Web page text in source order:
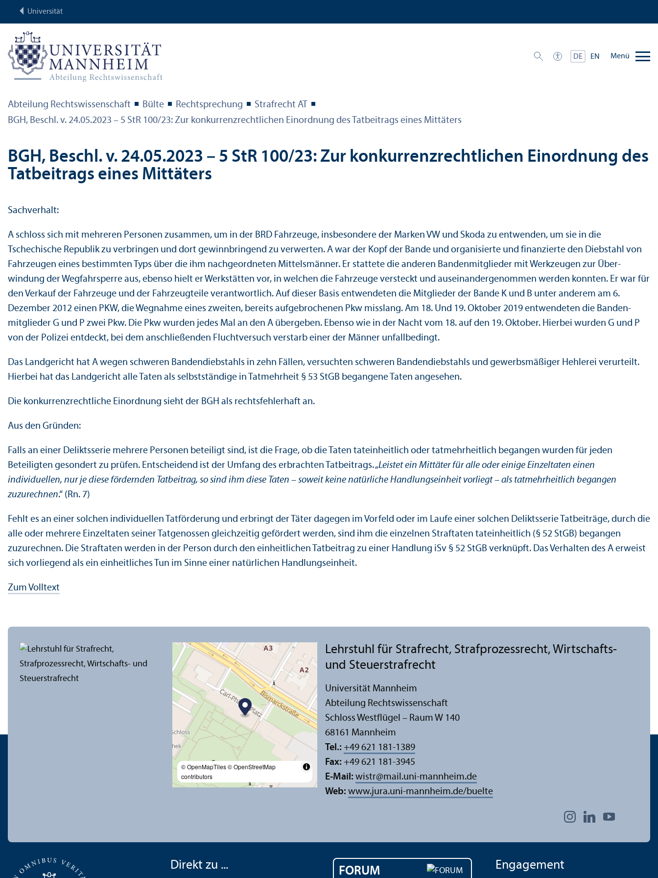
Universität
DE EN Menü
Abteilung Rechts­wissenschaft Bülte Rechts­prechung
Strafrecht AT
BGH, Beschl. v. 24.05.2023 – 5 StR 100/23: Zur konkurrenzrechtlichen Einordnung des Tatbeitrags eines Mittäters
BGH, Beschl. v. 24.05.2023 – 5 StR 100/23: Zur konkurrenzrechtlichen Einordnung des
Tatbeitrags eines Mittäters
Sachverhalt:
A schloss sich mit mehreren Personen zusammen, um in der BRD Fahrzeuge, insbesondere der Marken VW und Skoda zu entwenden, um sie in die
Tschechische Republik zu verbringen und dort gewinnbringend zu verwerten. A war der Kopf der Bande und organisierte und finanz­ierte den Diebstahl von
Fahrzeugen eines bestimmten Typs über die ihm nachgeordneten Mittelsmänner. Er stattete die anderen Banden­mitglieder mit Werkzeugen zur Über­
windung der Wegfahrsperre aus, ebenso hielt er Werkstätten vor, in welchen die Fahrzeuge versteckt und auseinandergenommen werden konnten. Er war für
den Verkauf der Fahrzeuge und der Fahrzeugteile verantwortlich. Auf dieser Basis entwendeten die Mitglieder der Bande K und B unter anderem am 6.
Dezember 2012 einen PKW, die Wegnahme eines zweiten, bereits aufgebrochenen Pkw misslang. Am 18. Und 19. Oktober 2019 entwendeten die Banden­
mitglieder G und P zwei Pkw. Die Pkw wurden jedes Mal an den A übergeben. Ebenso wie in der Nacht vom 18. auf den 19. Oktober. Hierbei wurden G und P
von der Polizei entdeckt, bei dem anschließenden Fluchtversuch verstarb einer der Männer unfallbedingt.
Das Landgericht hat A wegen schweren Bandendiebstahls in zehn Fällen, versuchten schweren Bandendiebstahls und gewerbsmäßiger Hehlerei verurteilt.
Hierbei hat das Landgericht alle Taten als selbstständige in Tatmehrheit § 53 StGB begangene Taten angesehen.
Die konkurrenzrechtliche Einordnung sieht der BGH als rechts­fehlerhaft an.
Aus den Gründen:
Falls an einer Deliktsserie mehrere Personen beteiligt sind, ist die Frage, ob die Taten tateinheitlich oder tatmehrheitlich begangen wurden für jeden
Beteiligten gesondert zu prüfen. Entscheidend ist der Umfang des erbrachten Tatbeitrags. „Leistet ein Mittäter für alle oder einige Einzeltaten einen
individuellen, nur je diese fördernden Tatbeitrag, so sind ihm diese Taten – soweit keine natürliche Handlungs­einheit vorliegt – als tatmehrheitlich begangen
zuzurechnen.“ (Rn. 7)
Fehlt es an einer solchen individuellen Tat­förderung und erbringt der Täter dagegen im Vorfeld oder im Laufe einer solchen Deliktsserie Tatbeiträge, durch die
alle oder mehrere Einzeltaten seiner Tatgenossen gleich­zeitig gefördert werden, sind ihm die einzelnen Straftaten tateinheitlich (§ 52 StGB) begangen
zuzurechnen. Die Straftaten werden in der Person durch den einheitlichen Tatbeitrag zu einer Handlung iSv § 52 StGB verknüpft. Das Verhalten des A erweist
sich vorliegend als ein einheitliches Tun im Sinne einer natürlichen Handlungs­einheit.
Zum Volltext
© OpenMapTiles© OpenStreetMap
contributors
Lehr­stuhl für Strafrecht, Strafprozess­recht, Wirtschafts-
und Steuerstrafrecht
Universität Mannheim
Abteilung Rechts­wissenschaft
Schloss Westflügel – Raum W 140
68161 Mannheim
Tel.: +49 621 181-1389
Fax: +49 621 181-3945
E-Mail: wistr@mail.uni-mannheim.de
Web: www.jura.uni-mannheim.de/buelte
Direkt zu ... FORUM Engagement